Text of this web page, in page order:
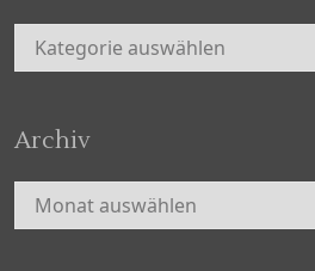
Kategorien
Archiv
Archiv